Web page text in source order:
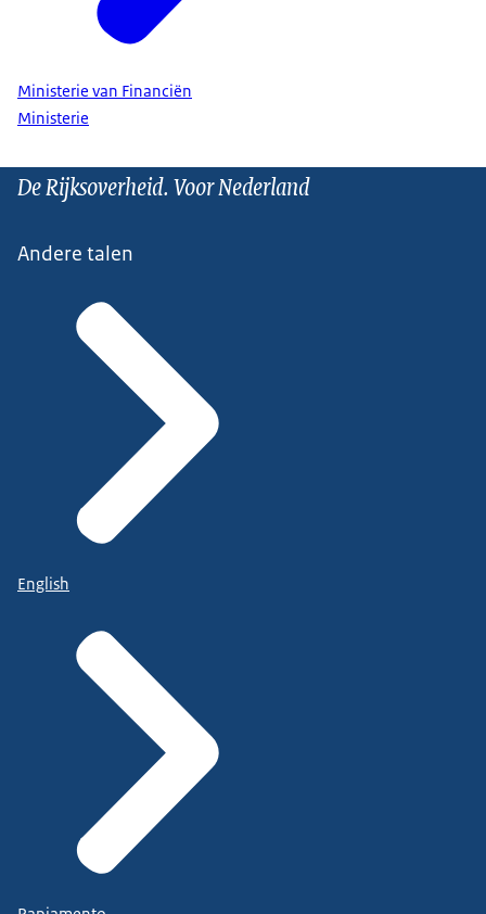
Ministerie van Financiën
Ministerie
De Rijksoverheid. Voor Nederland
Andere talen
English